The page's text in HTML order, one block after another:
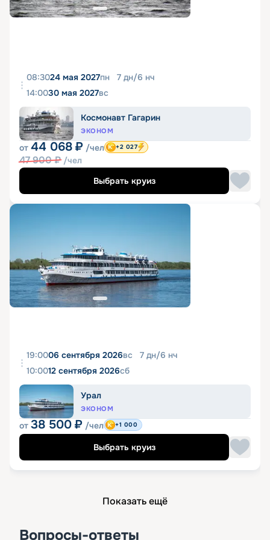
08:3024 мая 2027пн 7 дн/6 нч
14:0030 мая 2027вс
Космонавт Гагарин
ЭКОНОМ
от 44 068 ₽ /чел
47 900₽ /чел
+2 027
Выбрать круиз
19:0006 сентября 2026вс 7 дн/6 нч
10:0012 сентября 2026сб
Урал
ЭКОНОМ
от 38 500 ₽ /чел +1 000
Выбрать круиз
Показать ещё
Вопросы-ответы